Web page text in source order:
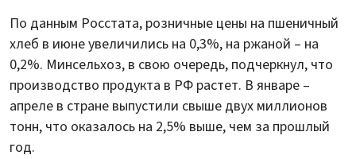
По данным Росстата, розничные цены на пшеничный
хлеб в июне увеличились на 0,3%, на ржаной – на
0,2%. Минсельхоз, в свою очередь, подчеркнул, что
производство продукта в РФ растет. В январе –
апреле в стране выпустили свыше двух миллионов
тонн, что оказалось на 2,5% выше, чем за прошлый
год.